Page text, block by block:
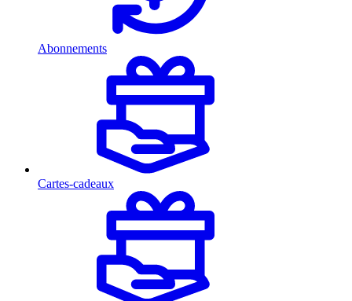
Abonnements
Cartes-cadeaux